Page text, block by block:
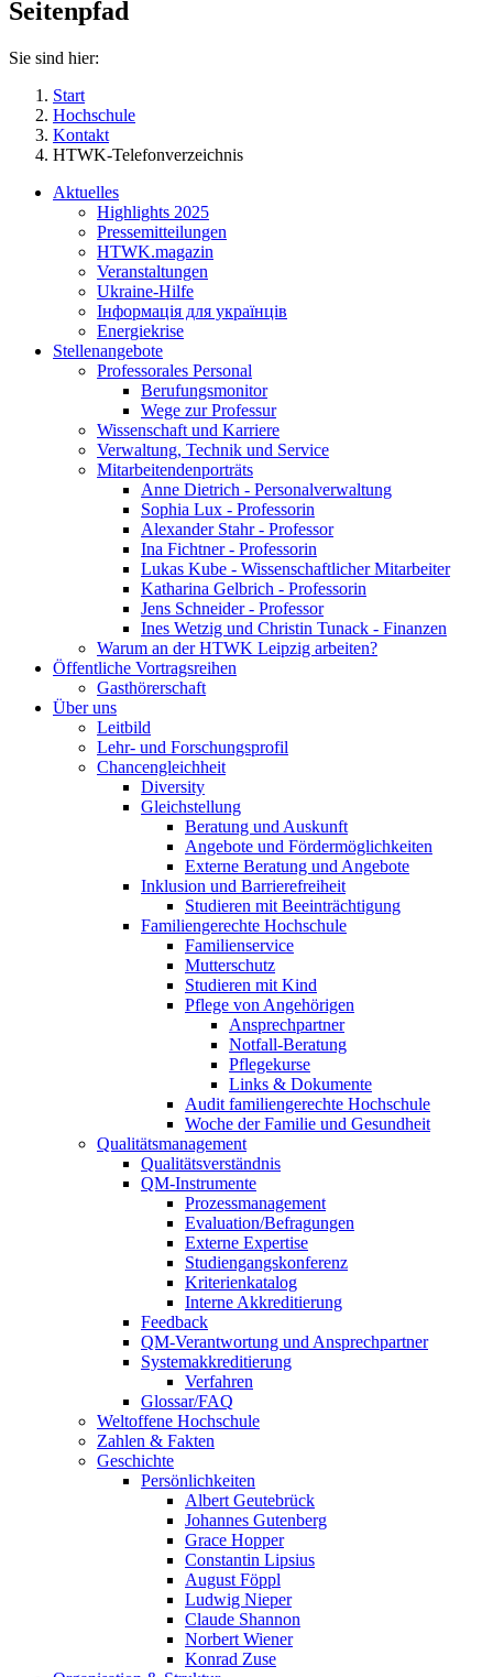
Seitenpfad
Sie sind hier:
Start
Hochschule
Kontakt
HTWK-Telefonverzeichnis
Aktuelles
Highlights 2025
Pressemitteilungen
HTWK.magazin
Veranstaltungen
Ukraine-Hilfe
Інформація для українців
Energiekrise
Stellenangebote
Professorales Personal
Berufungsmonitor
Wege zur Professur
Wissenschaft und Karriere
Verwaltung, Technik und Service
Mitarbeitendenporträts
Anne Dietrich - Personalverwaltung
Sophia Lux - Professorin
Alexander Stahr - Professor
Ina Fichtner - Professorin
Lukas Kube - Wissenschaftlicher Mitarbeiter
Katharina Gelbrich - Professorin
Jens Schneider - Professor
Ines Wetzig und Christin Tunack - Finanzen
Warum an der HTWK Leipzig arbeiten?
Öffentliche Vortragsreihen
Gasthörerschaft
Über uns
Leitbild
Lehr- und Forschungsprofil
Chancengleichheit
Diversity
Gleichstellung
Beratung und Auskunft
Angebote und Fördermöglichkeiten
Externe Beratung und Angebote
Inklusion und Barrierefreiheit
Studieren mit Beeinträchtigung
Familiengerechte Hochschule
Familienservice
Mutterschutz
Studieren mit Kind
Pflege von Angehörigen
Ansprechpartner
Notfall-Beratung
Pflegekurse
Links & Dokumente
Audit familiengerechte Hochschule
Woche der Familie und Gesundheit
Qualitätsmanagement
Qualitätsverständnis
QM-Instrumente
Prozessmanagement
Evaluation/Befragungen
Externe Expertise
Studiengangskonferenz
Kriterienkatalog
Interne Akkreditierung
Feedback
QM-Verantwortung und Ansprechpartner
Systemakkreditierung
Verfahren
Glossar/FAQ
Weltoffene Hochschule
Zahlen & Fakten
Geschichte
Persönlichkeiten
Albert Geutebrück
Johannes Gutenberg
Grace Hopper
Constantin Lipsius
August Föppl
Ludwig Nieper
Claude Shannon
Norbert Wiener
Konrad Zuse